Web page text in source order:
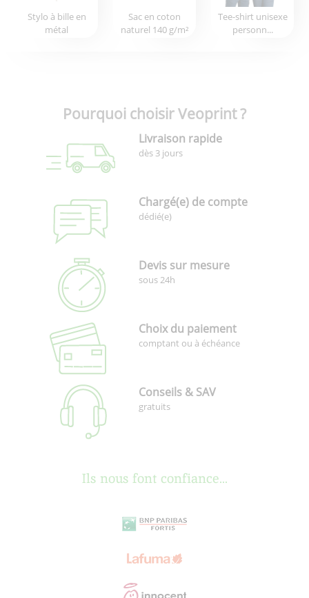
Stylo à bille en
métal
Sac en coton
naturel 140 g/m²
Tee-shirt unisexe
personn...
Pourquoi choisir Veoprint ?
Livraison rapide
dès 3 jours
Chargé(e) de compte
dédié(e)
Devis sur mesure
sous 24h
Choix du paiement
comptant ou à échéance
Conseils & SAV
gratuits
Ils nous font confiance...